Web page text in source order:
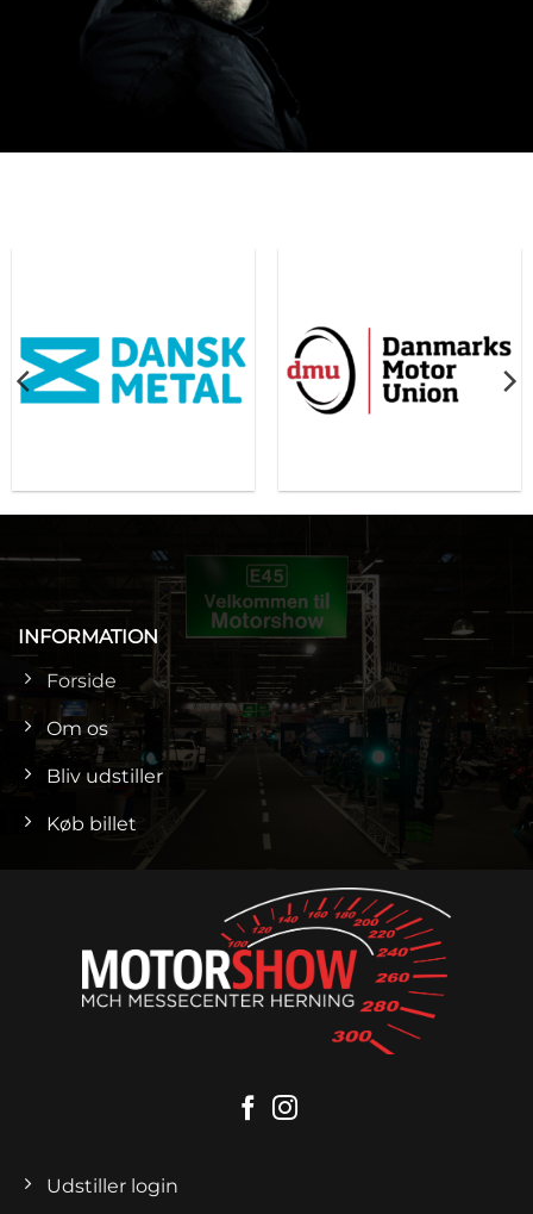
INFORMATION
Forside
Om os
Bliv udstiller
Køb billet
Udstiller login